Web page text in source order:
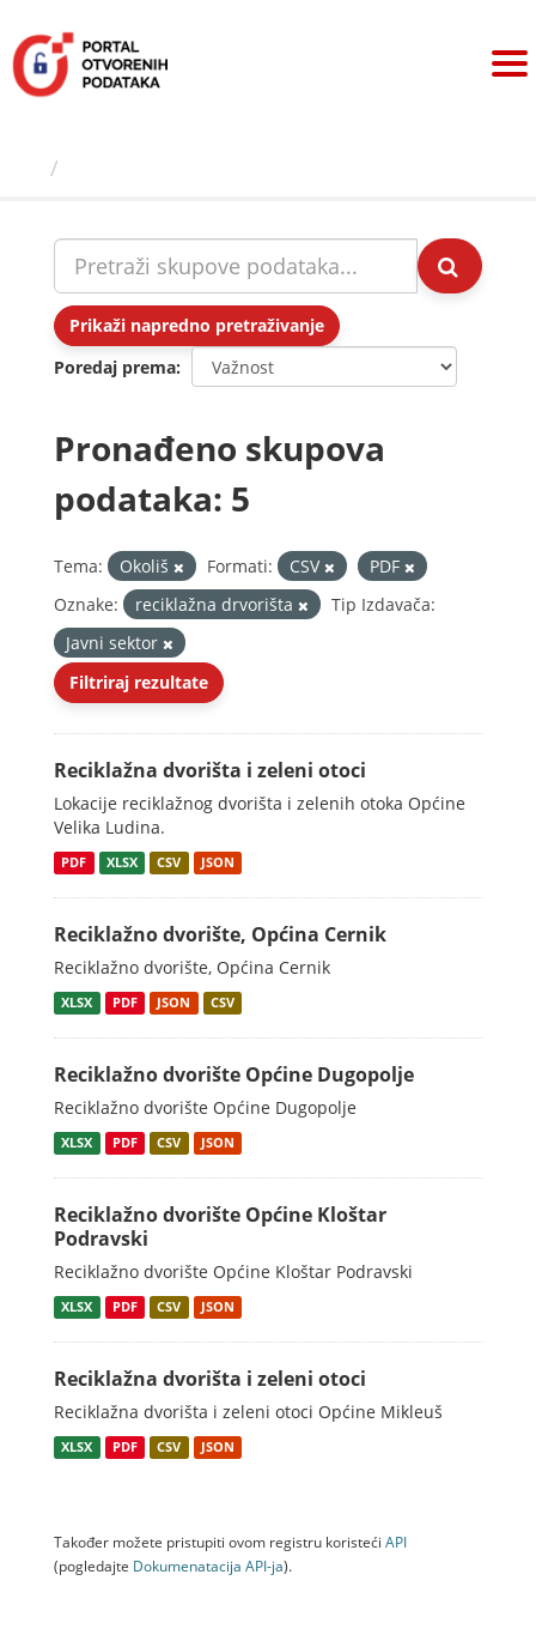
sadržaj
Prikaži napredno pretraživanje
Poredaj prema
Pronađeno skupova
podataka: 5
Tema: Okoliš Formati: CSV
PDF
Oznake:
reciklažna drvorišta
Tip Izdavača:
Javni sektor
Filtriraj rezultate
Reciklažna dvorišta i zeleni otoci
Lokacije reciklažnog dvorišta i zelenih otoka Općine
Velika Ludina.
PDF XLSX CSV JSON
Reciklažno dvorište, Općina Cernik
Reciklažno dvorište, Općina Cernik
XLSX PDF JSON CSV
Reciklažno dvorište Općine Dugopolje
Reciklažno dvorište Općine Dugopolje
XLSX PDF CSV JSON
Reciklažno dvorište Općine Kloštar
Podravski
Reciklažno dvorište Općine Kloštar Podravski
XLSX PDF CSV JSON
Reciklažna dvorišta i zeleni otoci
Reciklažna dvorišta i zeleni otoci Općine Mikleuš
XLSX PDF CSV JSON
Također možete pristupiti ovom registru koristeći API
(pogledajte Dokumenаtаcijа API-jа).